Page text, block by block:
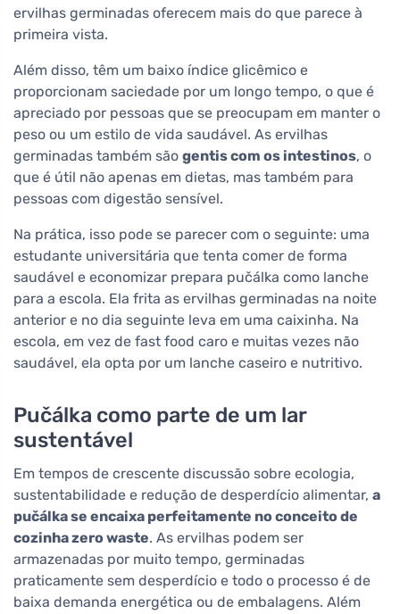
ervilhas germinadas oferecem mais do que parece à
primeira vista.
Além disso, têm um baixo índice glicêmico e
proporcionam saciedade por um longo tempo, o que é
apreciado por pessoas que se preocupam em manter o
peso ou um estilo de vida saudável. As ervilhas
germinadas também são gentis com os intestinos, o
que é útil não apenas em dietas, mas também para
pessoas com digestão sensível.
Na prática, isso pode se parecer com o seguinte: uma
estudante universitária que tenta comer de forma
saudável e economizar prepara pučálka como lanche
para a escola. Ela frita as ervilhas germinadas na noite
anterior e no dia seguinte leva em uma caixinha. Na
escola, em vez de fast food caro e muitas vezes não
saudável, ela opta por um lanche caseiro e nutritivo.
Pučálka como parte de um lar
sustentável
Em tempos de crescente discussão sobre ecologia,
sustentabilidade e redução de desperdício alimentar, a
pučálka se encaixa perfeitamente no conceito de
cozinha zero waste. As ervilhas podem ser
armazenadas por muito tempo, germinadas
praticamente sem desperdício e todo o processo é de
baixa demanda energética ou de embalagens. Além